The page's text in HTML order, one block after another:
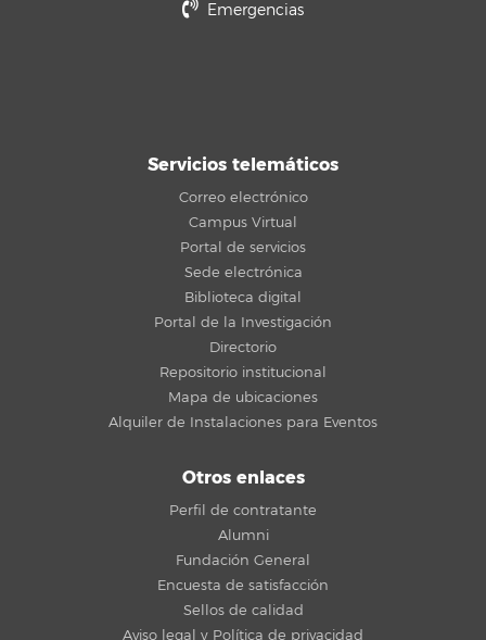
Emergencias
Servicios telemáticos
Correo electrónico
Campus Virtual
Portal de servicios
Sede electrónica
Biblioteca digital
Portal de la Investigación
Directorio
Repositorio institucional
Mapa de ubicaciones
Alquiler de Instalaciones para Eventos
Otros enlaces
Perfil de contratante
Alumni
Fundación General
Encuesta de satisfacción
Sellos de calidad
Aviso legal y Política de privacidad